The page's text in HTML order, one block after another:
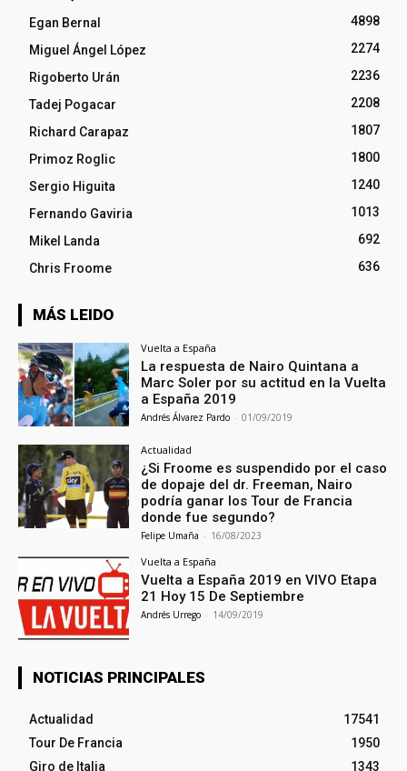
Egan Bernal
4898
Miguel Ángel López
2274
Rigoberto Urán
2236
Tadej Pogacar
2208
Richard Carapaz
1807
Primoz Roglic
1800
Sergio Higuita
1240
Fernando Gaviria
1013
Mikel Landa
692
Chris Froome
636
MÁS LEIDO
Vuelta a España
La respuesta de Nairo Quintana a
Marc Soler por su actitud en la Vuelta
a España 2019
Andrés Álvarez Pardo - 01/09/2019
Actualidad
¿Si Froome es suspendido por el caso
de dopaje del dr. Freeman, Nairo
podría ganar los Tour de Francia
donde fue segundo?
Felipe Umaña - 16/08/2023
Vuelta a España
Vuelta a España 2019 en VIVO Etapa
21 Hoy 15 De Septiembre
Andrés Urrego - 14/09/2019
NOTICIAS PRINCIPALES
Actualidad
17541
Tour De Francia
1950
Giro de Italia
1343